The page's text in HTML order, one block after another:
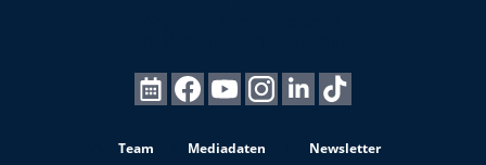
Team Mediadaten Newsletter